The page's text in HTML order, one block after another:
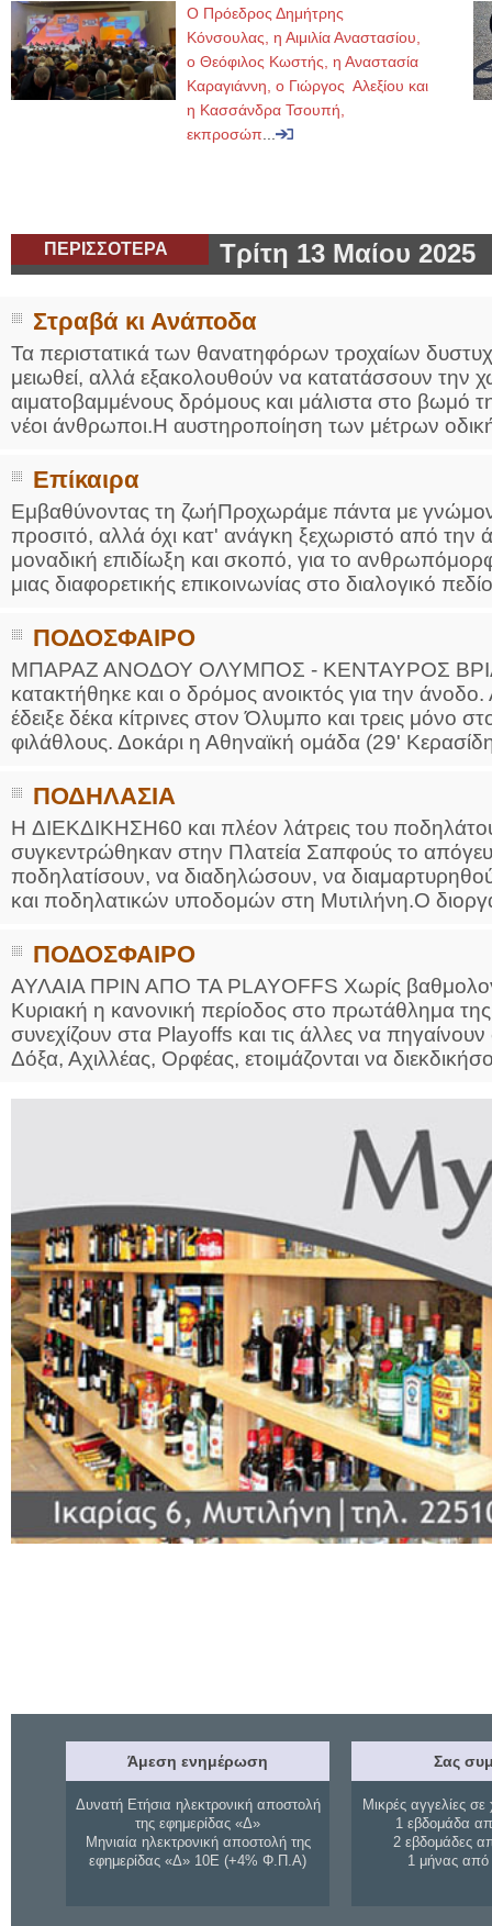
Ο Πρόεδρος Δημήτρης
Κόνσουλας, η Αιμιλία Αναστασίου,
ο Θεόφιλος Κωστής, η Αναστασία
Καραγιάννη, ο Γιώργος Αλεξίου και
η Κασσάνδρα Τσουπή,
εκπροσώπ
ΠΕΡΙΣΣΟΤΕΡΑ Τρίτη 13 Μαίου 2025
Στραβά κι Ανάποδα
Τα περιστατικά των θανατηφόρων τροχαίων
μειωθεί, αλλά εξακολουθούν να κατατάσσουν την
αιματοβαμμένους δρόμους και μάλιστα στο βωμό
νέοι άνθρωποι.Η αυστηροποίηση των μέτρων
Επίκαιρα
Εμβαθύνοντας τη ζωήΠροχωράμε πάντα με
προσιτό, αλλά όχι κατ' ανάγκη ξεχωριστό από την
μοναδική επιδίωξη και σκοπό, για το
μιας διαφορετικής επικοινωνίας στο διαλογικό
ΠΟΔΟΣΦΑΙΡΟ
ΜΠΑΡΑΖ ΑΝΟΔΟΥ ΟΛΥΜΠΟΣ - ΚΕΝΤΑΥΡΟΣ
κατακτήθηκε και ο δρόμος ανοικτός για την
έδειξε δέκα κίτρινες στον Όλυμπο και τρεις μόνο
φιλάθλους. Δοκάρι η Αθηναϊκή ομάδα (29'
ΠΟΔΗΛΑΣΙΑ
H ΔΙΕΚΔΙΚΗΣΗ60 και πλέον λάτρεις του
συγκεντρώθηκαν στην Πλατεία Σαπφούς το
ποδηλατίσουν, να διαδηλώσουν, να
και ποδηλατικών υποδομών στη Μυτιλήνη.Ο
ΠΟΔΟΣΦΑΙΡΟ
ΑΥΛΑΙΑ ΠΡΙΝ ΑΠΟ ΤΑ PLAYOFFS Χωρίς
Κυριακή η κανονική περίοδος στο πρωτάθλημα
συνεχίζουν στα Playοffs και τις άλλες να πηγαίνουν
Δόξα, Αχιλλέας, Ορφέας, ετοιμάζονται να
Άμεση ενημέρωση
Δυνατή Ετήσια ηλεκτρονική αποστολή
της εφημερίδας «Δ»
Μηνιαία ηλεκτρονική αποστολή της
εφημερίδας «Δ» 10Ε (+4% Φ.Π.Α)
Σας
Μικρές αγγελίες σε
1 εβδομάδα
2 εβδομάδες
1 μήνας